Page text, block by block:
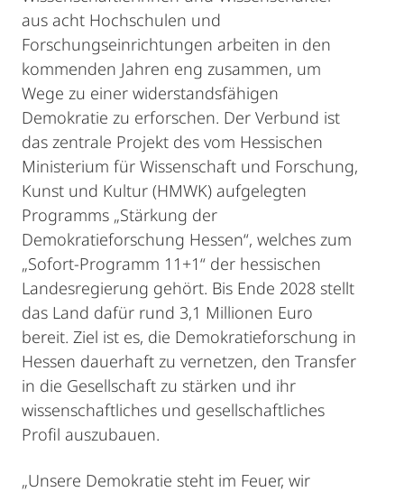
aus acht Hochschulen und
Forschungseinrichtungen arbeiten in den
kommenden Jahren eng zusammen, um
Wege zu einer widerstandsfähigen
Demokratie zu erforschen. Der Verbund ist
das zentrale Projekt des vom Hessischen
Ministerium für Wissenschaft und Forschung,
Kunst und Kultur (HMWK) aufgelegten
Programms „Stärkung der
Demokratieforschung Hessen“, welches zum
„Sofort-Programm 11+1“ der hessischen
Landesregierung gehört. Bis Ende 2028 stellt
das Land dafür rund 3,1 Millionen Euro
bereit. Ziel ist es, die Demokratieforschung in
Hessen dauerhaft zu vernetzen, den Transfer
in die Gesellschaft zu stärken und ihr
wissenschaftliches und gesellschaftliches
Profil auszubauen.
„Unsere Demokratie steht im Feuer, wir